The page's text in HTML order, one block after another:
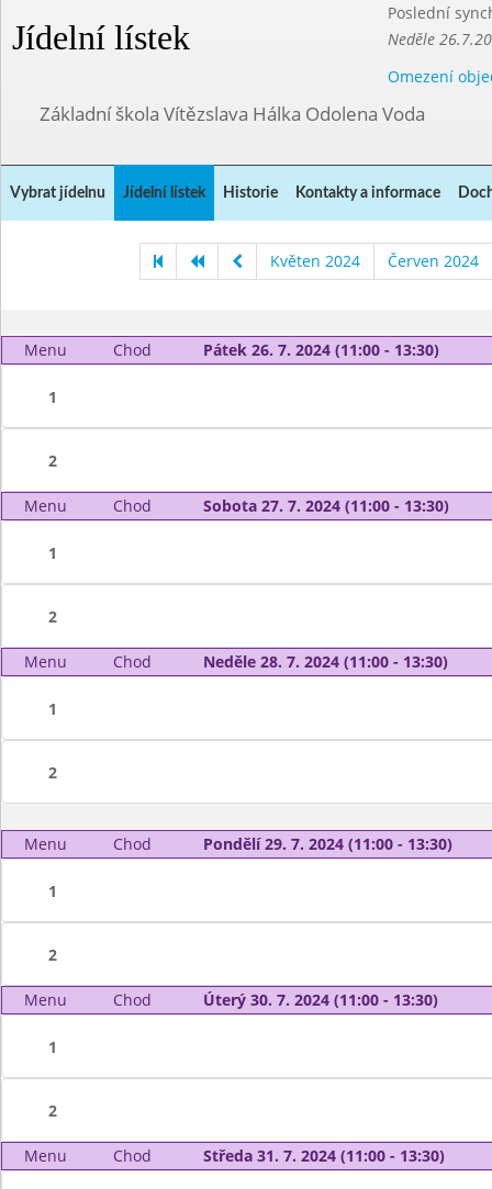
Jídelní lístek
Poslední
Neděle
Omezení
Základní škola Vítězslava Hálka Odolena Voda
Vybrat jídelnu Jídelní lístek Historie Kontakty a informace
Květen 2024 Červen 2024
Menu Chod Pátek 26. 7. 2024 (11:00 - 13:30)
1
2
Menu Chod Sobota 27. 7. 2024 (11:00 - 13:30)
1
2
Menu Chod Neděle 28. 7. 2024 (11:00 - 13:30)
1
2
Menu Chod Pondělí 29. 7. 2024 (11:00 - 13:30)
1
2
Menu Chod Úterý 30. 7. 2024 (11:00 - 13:30)
1
2
Menu Chod Středa 31. 7. 2024 (11:00 - 13:30)